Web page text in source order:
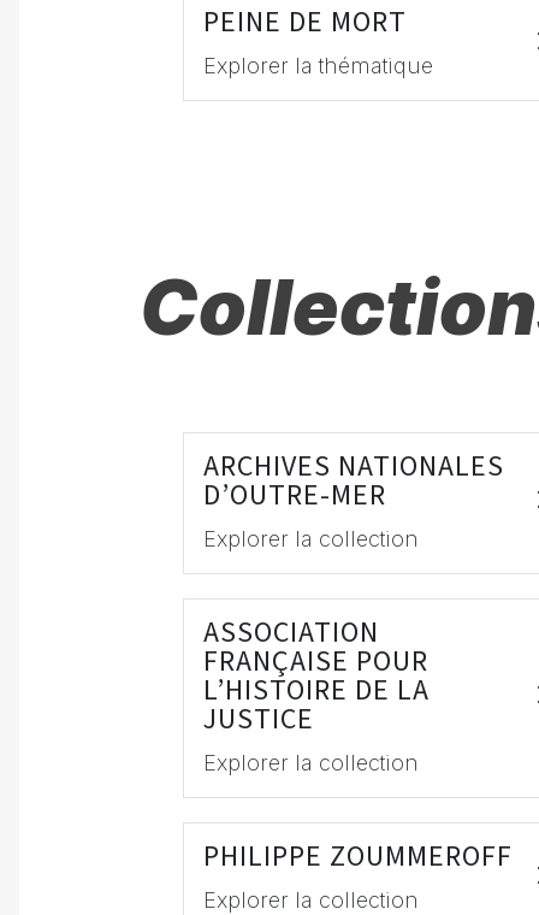
PEINE DE MORT
Explorer la thématique
ARCHIVES NATIONALES
D’OUTRE-MER
Explorer la collection
ASSOCIATION
FRANÇAISE POUR
L’HISTOIRE DE LA
JUSTICE
Explorer la collection
PHILIPPE ZOUMMEROFF
Explorer la collection